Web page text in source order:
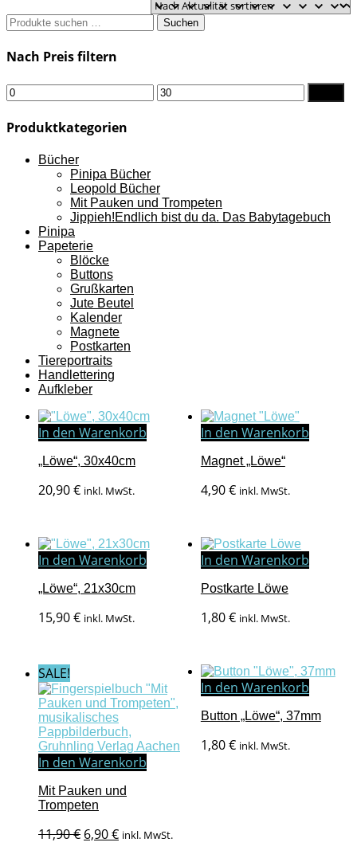
sortiert
Suchen
Suchen
Nach Preis filtern
Min.
Max.
Produktkategorien
Bücher
Pinipa Bücher
Leopold Bücher
Mit Pauken und Trompeten
Jippieh!Endlich bist du da. Das Babytagebuch
Pinipa
Papeterie
Blöcke
Buttons
Grußkarten
Jute Beutel
Kalender
Magnete
Postkarten
Tiereportraits
Handlettering
Aufkleber
In den Warenkorb
„Löwe“, 30x40cm
20,90€ inkl. MwSt.
In den Warenkorb
Magnet „Löwe“
4,90€ inkl. MwSt.
In den Warenkorb
„Löwe“, 21x30cm
15,90€ inkl. MwSt.
In den Warenkorb
Postkarte Löwe
1,80€ inkl. MwSt.
SALE!
In den Warenkorb
Mit Pauken und
Trompeten
11,90€ Ursprünglicher
6,90€Aktueller
inkl. MwSt.
In den Warenkorb
Button „Löwe“, 37mm
1,80€ inkl. MwSt.